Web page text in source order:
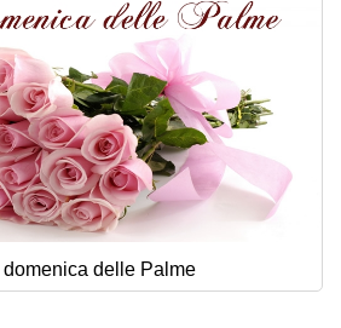
domenica delle Palme